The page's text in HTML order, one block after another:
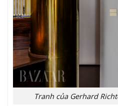
Tranh của Gerhard